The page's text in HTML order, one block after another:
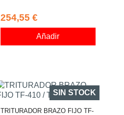
254,55 €
Añadir
TRITURADOR BRAZO FIJO TF-
SIN STOCK